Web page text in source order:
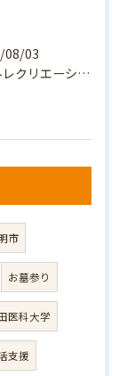
08/03
7月室外レクリエーション🪷
市
お墓参り
医科大学
支援